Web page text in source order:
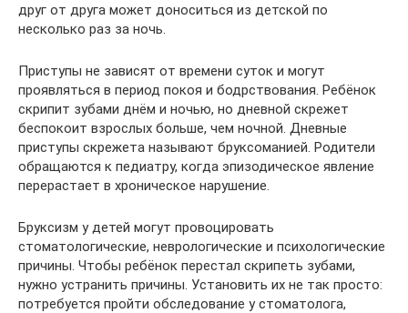
друг от друга может доноситься из детской по
несколько раз за ночь.
Приступы не зависят от времени суток и могут
проявляться в период покоя и бодрствования. Ребёнок
скрипит зубами днём и ночью, но дневной скрежет
беспокоит взрослых больше, чем ночной. Дневные
приступы скрежета называют бруксоманией. Родители
обращаются к педиатру, когда эпизодическое явление
перерастает в хроническое нарушение.
Бруксизм у детей могут провоцировать
стоматологические, неврологические и психологические
причины. Чтобы ребёнок перестал скрипеть зубами,
нужно устранить причины. Установить их не так просто:
потребуется пройти обследование у стоматолога,